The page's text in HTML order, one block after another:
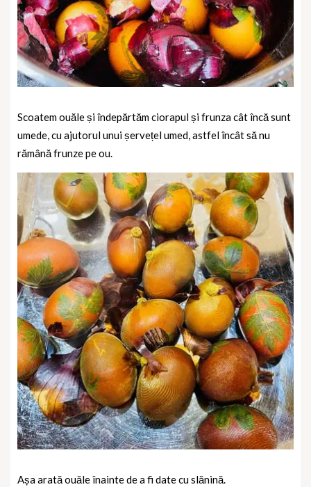
Scoatem ouăle și îndepărtăm ciorapul și frunza cât încă sunt
umede, cu ajutorul unui șervețel umed, astfel încât să nu
rămână frunze pe ou.
Așa arată ouăle înainte de a fi date cu slănină.